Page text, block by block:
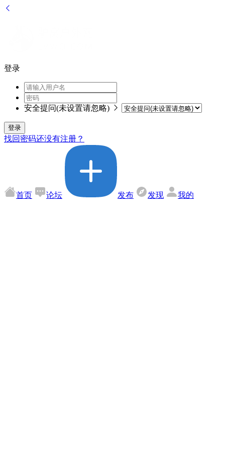
登录
安全提问(未设置请忽略)
登录
找回密码还没有注册？
首页 论坛 发布 发现 我的